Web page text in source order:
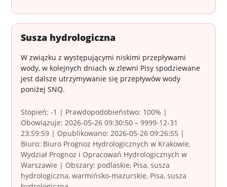
Susza hydrologiczna
W związku z występującymi niskimi przepływami
wody, w kolejnych dniach w zlewni Pisy spodziewane
jest dalsze utrzymywanie się przepływów wody
poniżej SNQ.
Stopień: -1 | Prawdopodobieństwo: 100% |
Obowiązuje: 2026-05-26 09:30:50 – 9999-12-31
23:59:59 | Opublikowano: 2026-05-26 09:26:55 |
Biuro: Biuro Prognoz Hydrologicznych w Krakowie,
Wydział Prognoz i Opracowań Hydrologicznych w
Warszawie | Obszary: podlaskie, Pisa, susza
hydrologiczna, warmińsko-mazurskie, Pisa, susza